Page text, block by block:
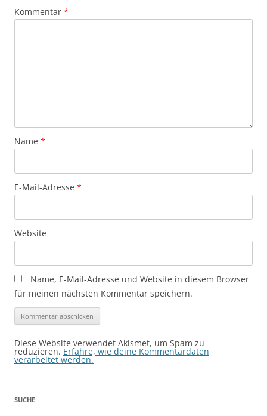
Kommentar *
Name *
E-Mail-Adresse *
Website
Name, E-Mail-Adresse und Website in diesem Browser
für meinen nächsten Kommentar speichern.
Diese Website verwendet Akismet, um Spam zu
reduzieren. Erfahre, wie deine Kommentardaten
verarbeitet werden.
SUCHE